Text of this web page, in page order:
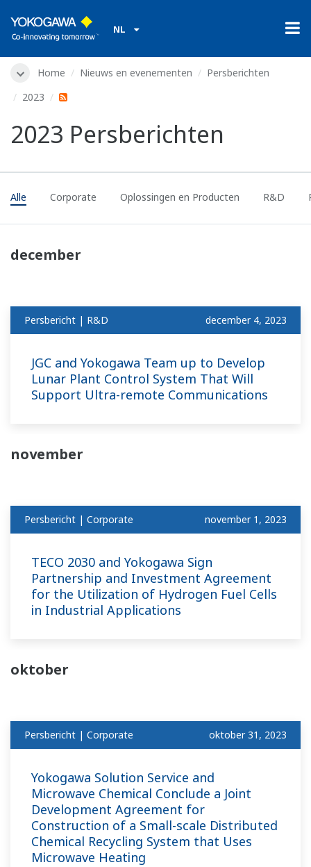
NL
Home Nieuws en evenementen
Persberichten
2023
2023 Persberichten
Alle Corporate Oplossingen en Producten R&D
december
Persbericht | R&D december 4, 2023
JGC and Yokogawa Team up to Develop
Lunar Plant Control System That Will
Support Ultra-remote Communications
november
Persbericht | Corporate november 1, 2023
TECO 2030 and Yokogawa Sign
Partnership and Investment Agreement
for the Utilization of Hydrogen Fuel Cells
in Industrial Applications
oktober
Persbericht | Corporate oktober 31, 2023
Yokogawa Solution Service and
Microwave Chemical Conclude a Joint
Development Agreement for
Construction of a Small-scale Distributed
Chemical Recycling System that Uses
Microwave Heating